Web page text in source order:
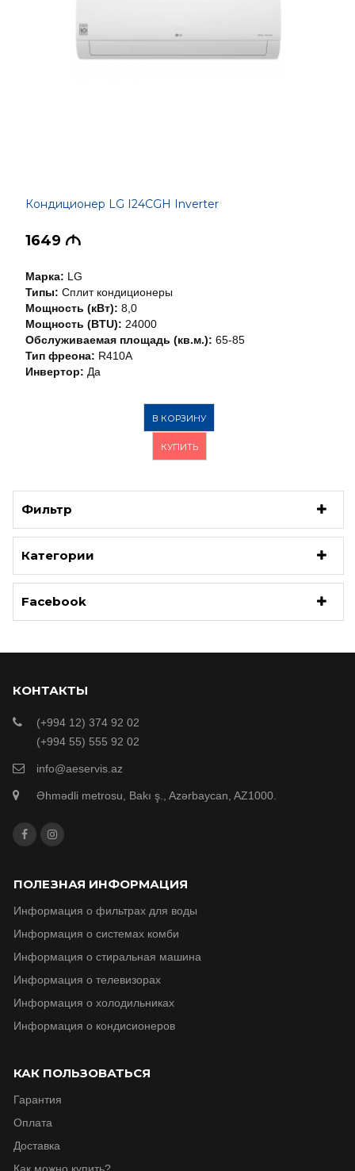
Кондиционер LG I24CGH Inverter
1649 M
Марка: LG
Типы: Сплит кондиционеры
Мощность (кВт): 8,0
Мощность (BTU): 24000
Обслуживаемая площадь (кв.м.): 65-85
Тип фреона: R410A
Инвертор: Да
В КОРЗИНУ
КУПИТЬ
Фильтр
Категории
Facebook
КОНТАКТЫ
(+994 12) 374 92 02
(+994 55) 555 92 02
info@aeservis.az
Əhmədli metrosu, Bakı ş., Azərbaycan, AZ1000.
ПОЛЕЗНАЯ ИНФОРМАЦИЯ
Информация о фильтрах для воды
Информация о системах комби
Информация о стиральная машина
Информация о телевизорax
Информация о холодильниках
Информация о кондисионеров
КАК ПОЛЬЗОВАТЬСЯ
Гарантия
Оплата
Доставка